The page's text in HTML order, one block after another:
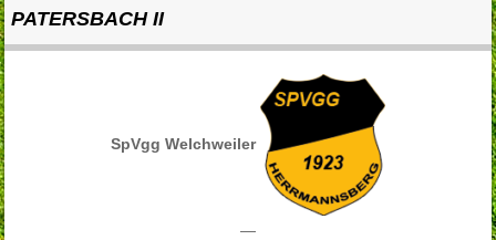
PATERSBACH II
SpVgg Welchweiler
—